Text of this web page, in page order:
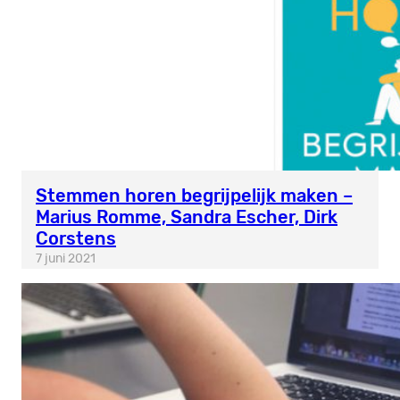
Stemmen horen begrijpelijk maken –
Marius Romme, Sandra Escher, Dirk
Corstens
7 juni 2021